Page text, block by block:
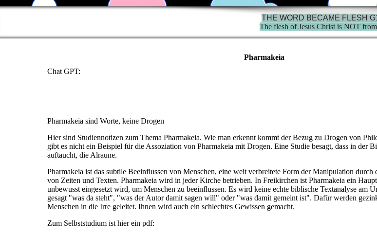
THE WORD BECAME FLESH
The flesh of Jesus Christ is NOT
Pharmakeia
Chat GPT:
Pharmakeia sind Worte, keine Drogen
Hier sind Studiennotizen zum Thema Pharmakeia. Wie man erkennt kommt der Bezug zu Drogen von
gibt es nicht ein Beispiel für die Assoziation von Pharmakeia mit Drogen. Eine Studie besagt, dass in der
auftaucht, die Alraune.
Pharmakeia ist das subtile Beeinflussen von Menschen, eine weit verbreitete Form der Manipulation
von Zeiten und Texten. Pharmakeia wird in jeder Kirche betrieben. In Freikirchen ist Pharmakeia ein
unbewusst eingesetzt wird, um Menschen zu beeinflussen. Es wird keine echte biblische Textanalyse am
gesagt "was da steht", "was der Autor damit sagen will" oder "was damit gemeint ist". Dafür werden
Menschen in die Irre geleitet. Ihnen wird auch ein schlechtes Gewissen gemacht.
Zum Selbststudium ist hier ein pdf: